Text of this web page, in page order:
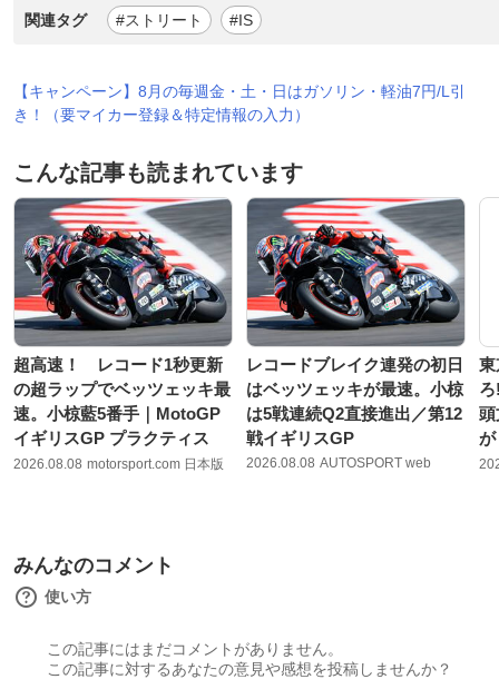
関連タグ #ストリート #IS
【キャンペーン】8月の毎週金・土・日はガソリン・軽油7円/L引
き！（要マイカー登録＆特定情報の入力）
こんな記事も読まれています
超高速！ レコード1秒更新
の超ラップでベッツェッキ最
速。小椋藍5番手｜MotoGP
イギリスGP プラクティス
2026.08.08 motorsport.com 日本版
レコードブレイク連発の初日
はベッツェッキが最速。小椋
は5戦連続Q2直接進出／第12
戦イギリスGP
2026.08.08 AUTOSPORT web
東
頭
みんなのコメント
使い方
この記事にはまだコメントがありません。
この記事に対するあなたの意見や感想を投稿しませんか？